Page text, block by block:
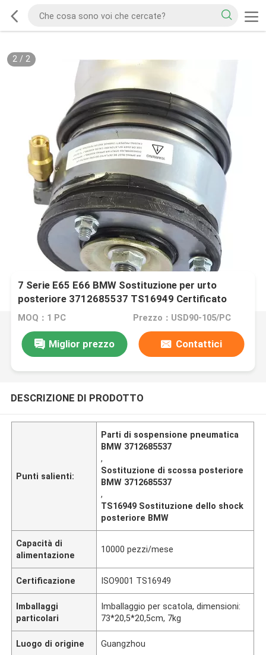
2/ 2
7 Serie E65 E66 BMW Sostituzione per urto
posteriore 3712685537 TS16949 Certificato
MOQ：1 PC Prezzo：USD90-105/PC
Miglior prezzo Contattici
DESCRIZIONE DI PRODOTTO
Punti salienti:
Parti di sospensione pneumatica
BMW 3712685537
,
Sostituzione di scossa posteriore
BMW 3712685537
,
TS16949 Sostituzione dello shock
posteriore BMW
Capacità di
alimentazione
10000 pezzi/mese
Certificazione ISO9001 TS16949
Imballaggi
particolari
Imballaggio per scatola, dimensioni:
73*20,5*20,5cm, 7kg
Luogo di origine Guangzhou